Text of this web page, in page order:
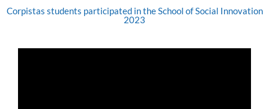
Corpistas students participated in the School of Social Innovation
2023